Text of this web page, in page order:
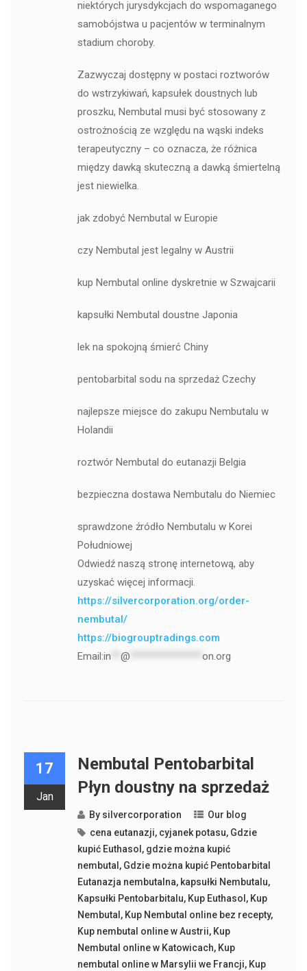
niektórych jurysdykcjach do wspomaganego
samobójstwa u pacjentów w terminalnym
stadium choroby.
Zazwyczaj dostępny w postaci roztworów
do wstrzykiwań, kapsułek doustnych lub
proszku, Nembutal musi być stosowany z
ostrożnością ze względu na wąski indeks
terapeutyczny – co oznacza, że ​​różnica
między dawką skuteczną a dawką śmiertelną
jest niewielka.
jak zdobyć Nembutal w Europie
czy Nembutal jest legalny w Austrii
kup Nembutal online dyskretnie w Szwajcarii
kapsułki Nembutal doustne Japonia
lek na spokojną śmierć Chiny
pentobarbital sodu na sprzedaż Czechy
najlepsze miejsce do zakupu Nembutalu w
Holandii
roztwór Nembutal do eutanazji Belgia
bezpieczna dostawa Nembutalu do Niemiec
sprawdzone źródło Nembutalu w Korei
Południowej
Odwiedź naszą stronę internetową, aby
uzyskać więcej informacji.
https://silvercorporation.org/order-
nembutal/
https://biogrouptradings.com
Email:in @ on.org
17
Jan
Nembutal Pentobarbital
Płyn doustny na sprzedaż
By silvercorporation
Our blog
cena eutanazji, cyjanek potasu, Gdzie
kupić Euthasol , gdzie można kupić
nembutal , Gdzie można kupić Pentobarbital
Eutanazja nembutalna, kapsułki Nembutalu,
Kapsułki Pentobarbitalu, Kup Euthasol , Kup
Nembutal , Kup Nembutal online bez recepty,
Kup nembutal online w Austrii, Kup
Nembutal online w Katowicach, Kup
nembutal online w Marsylii we Francji, Kup